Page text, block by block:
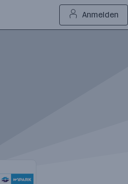
Anmelden